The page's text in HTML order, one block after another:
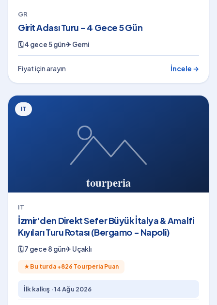
GR
Girit Adası Turu - 4 Gece 5 Gün
🗓4 gece 5 gün✈Gemi
Fiyat için arayın İncele →
IT
IT
İzmir'den Direkt Sefer Büyük İtalya & Amalfi
Kıyıları Turu Rotası (Bergamo - Napoli)
🗓7 gece 8 gün✈Uçaklı
★ Bu turda +826 Tourperia Puan
İlk kalkış ·14 Ağu 2026